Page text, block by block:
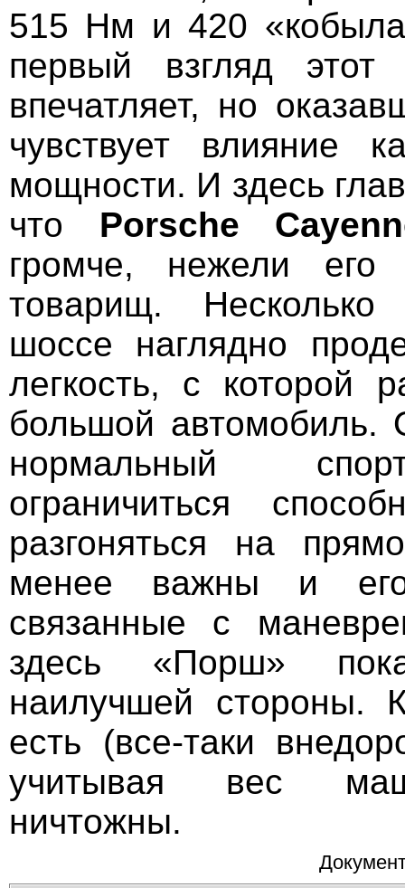
515 Нм и 420
первый взгляд этот
впечатляет, но
чувствует влияние
мощности. И здесь
что Porsche
громче, нежели его
товарищ.
шоссе наглядно
легкость, с которой
большой автомобиль.
нормальный
ограничиться
разгоняться на
менее важны и его
связанные с
здесь «Порш»
наилучшей стороны.
есть (все-таки
учитывая вес
ничтожны.